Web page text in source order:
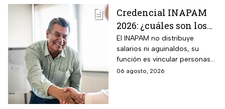
del Reglamento de Tránsito
estatal mexiquense.
Credencial INAPAM
2026: ¿cuáles son los
requisitos para
tramitarla gratis y
cómo acceder a un
empleo de $9,582 al
El INAPAM no distribuye
salarios ni aguinaldos, su
función es vincular personas
con ofertas laborales, quienes
06 agosto, 2026